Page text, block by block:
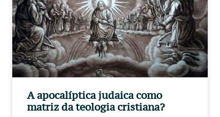
A apocalíptica judaica como
matriz da teologia cristiana?